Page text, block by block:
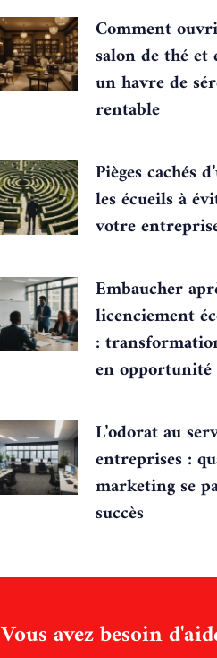
Comment
salon de thé et
un havre de
rentable
Pièges cachés
les écueils à
votre
Embaucher
licenciement
:
en opportunité
L’odorat au
entreprises :
marketing se
succès
Vous avez besoin